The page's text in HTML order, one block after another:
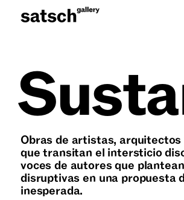
Obras de artistas, arquitectos
que transitan el intersticio
voces de autores que
disruptivas en una propuesta
inesperada.